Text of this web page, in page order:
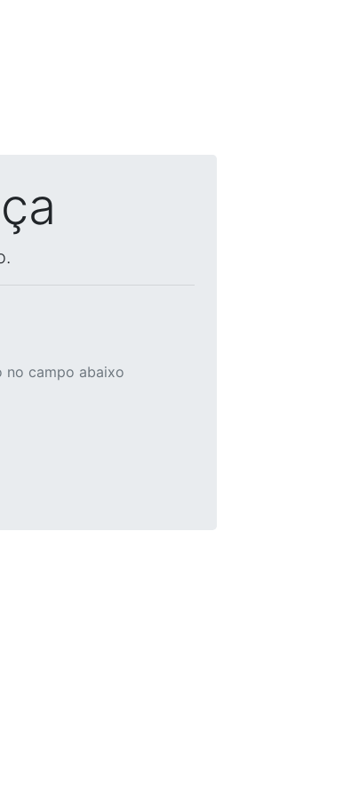
no campo abaixo